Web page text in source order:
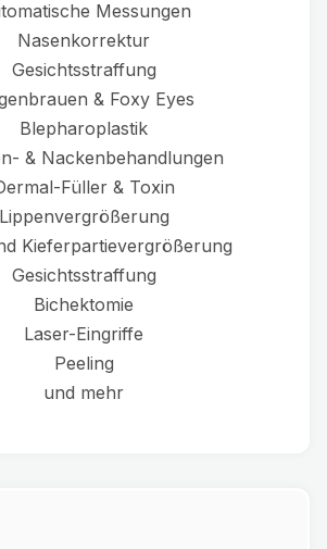
Messungen
Nasenkorrektur
Gesichtsstraffung
& Foxy Eyes
Blepharoplastik
& Nackenbehandlungen
Füller & Toxin
Lippenvergrößerung
Kieferpartievergrößerung
Gesichtsstraffung
Bichektomie
Laser-Eingriffe
Peeling
und mehr